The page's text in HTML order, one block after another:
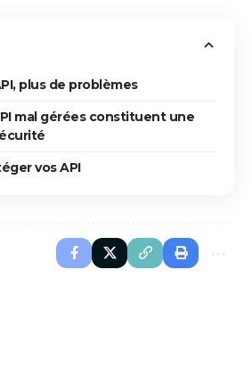
plus de problèmes
mal gérées constituent une
vos API